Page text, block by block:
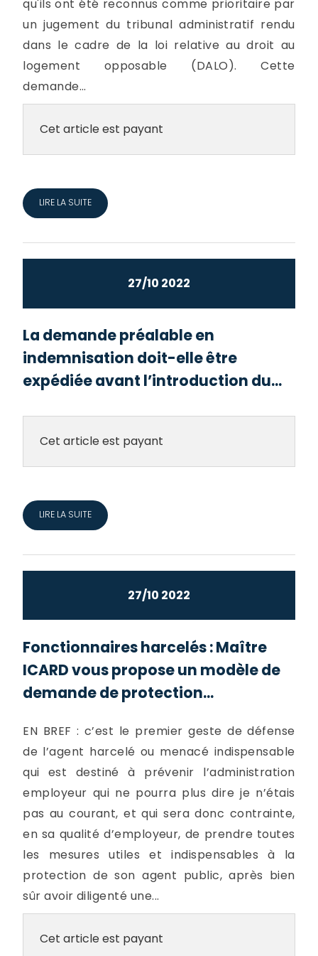
qu'ils ont été reconnus comme prioritaire par
un jugement du tribunal administratif rendu
dans le cadre de la loi relative au droit au
logement opposable (DALO). Cette
demande...
Cet article est payant
LIRE LA SUITE
27/10 2022
La demande préalable en
indemnisation doit-elle être
expédiée avant l’introduction du...
Cet article est payant
LIRE LA SUITE
27/10 2022
Fonctionnaires harcelés : Maître
ICARD vous propose un modèle de
demande de protection...
EN BREF : c’est le premier geste de défense
de l’agent harcelé ou menacé indispensable
qui est destiné à prévenir l’administration
employeur qui ne pourra plus dire je n’étais
pas au courant, et qui sera donc contrainte,
en sa qualité d’employeur, de prendre toutes
les mesures utiles et indispensables à la
protection de son agent public, après bien
sûr avoir diligenté une...
Cet article est payant